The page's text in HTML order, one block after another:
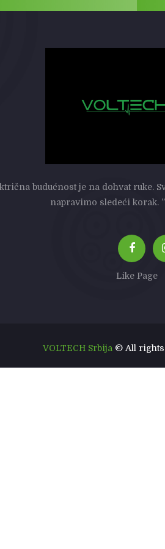
budućnost je na dohvat ruke.
napravimo sledeći korak.
Like Page
VOLTECH Srbija © All